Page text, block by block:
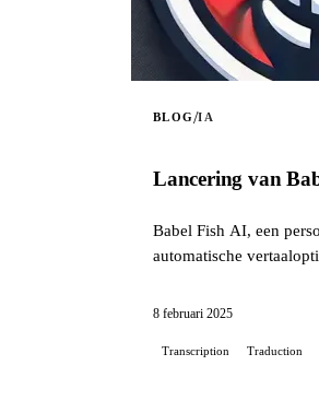
BLOG/IA
Lancering van
Babel Fish AI, een
automatische
8 februari 2025
Transcription Traduction